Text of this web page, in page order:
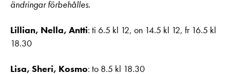
ändringar förbehålles.
Lillian, Nella, Antti: ti 6.5 kl 12, on 14.5 kl 12, fr 16.5 kl
18.30
Lisa, Sheri, Kosmo: to 8.5 kl 18.30